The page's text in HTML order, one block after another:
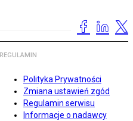
REGULAMIN
Polityka Prywatności
Zmiana ustawień zgód
Regulamin serwisu
Informacje o nadawcy